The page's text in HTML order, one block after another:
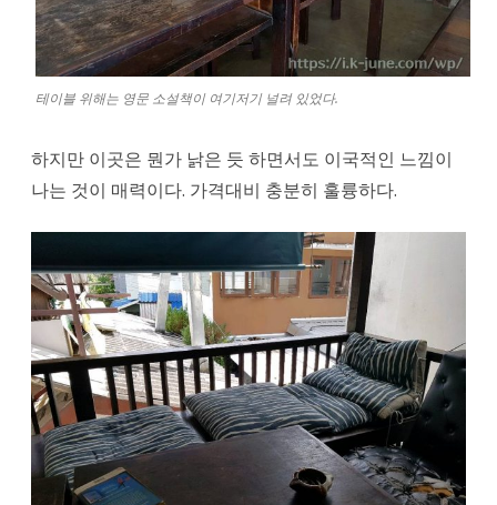
테이블 위해는 영문 소설책이 여기저기 널려 있었다.
하지만 이곳은 뭔가 낡은 듯 하면서도 이국적인 느낌이
나는 것이 매력이다. 가격대비 충분히 훌륭하다.